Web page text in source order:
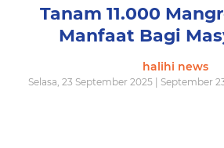
Tanam 11.000
Manfaat Bagi
halihi news
Selasa, 23 September 2025 | September